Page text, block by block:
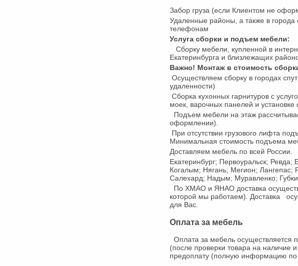
Забор груза (если Клиентом не
Удаленные районы, а также в
телефонам
Услуга сборки и подъем мебели:
Сборку мебели, купленной в
Екатеринбурга и близлежащих
Важно! Монтаж в стоимость
Осуществляем сборку в городах
удаленности)
Сборка кухонных гарнитуров с
моек, варочных панелей и
Подъем мебели на этаж
оформлении).
При отсутствии грузового лифта
Минимальная стоимость подъема
Доставляем мебель по всей России.
Екатеринбург; Первоуральск;
Когалым; Нягань; Мегион; Лангепас;
Салехард; Надым; Муравленко;
По ХМАО и ЯНАО доставка
которой мы работаем). Доставка
для Вас.
Оплата за мебель
Оплата за мебель осуществляется
(после проверки товара на наличие
предоплату (полную информацию по